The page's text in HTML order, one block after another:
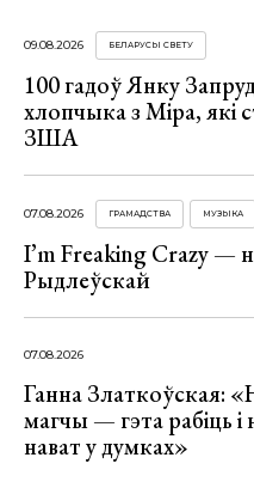
09.08.2026 БЕЛАРУСЫ СВЕТУ
100 гадоў Янку
хлопчыка з Міра, які
ЗША
07.08.2026 ГРАМАДСТВА МУЗЫКА
I’m Freaking Crazy —
Рыдлеўскай
07.08.2026
Ганна Златкоўская:
магчы — гэта рабіць і
нават у думках»